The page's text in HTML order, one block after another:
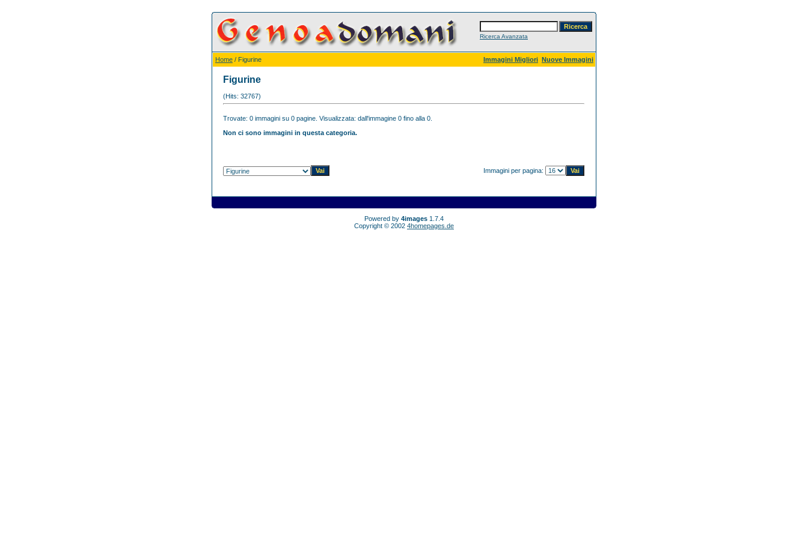
Ricerca Avanzata
Home / Figurine Immagini Migliori Nuove Immagini
Figurine
(Hits: 32767)
Trovate: 0 immagini su 0 pagine. Visualizzata: dall'immagine 0 fino alla 0.
Non ci sono immagini in questa categoria.
Immagini per pagina:
Powered by 4images 1.7.4
Copyright © 2002 4homepages.de